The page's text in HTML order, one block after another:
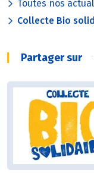
Toutes nos
Collecte Bio
Partager sur